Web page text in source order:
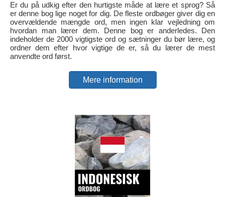
Er du på udkig efter den hurtigste måde at lære et sprog? Så
er denne bog lige noget for dig. De fleste ordbøger giver dig en
overvældende mængde ord, men ingen klar vejledning om
hvordan man lærer dem. Denne bog er anderledes. Den
indeholder de 2000 vigtigste ord og sætninger du bør lære, og
ordner dem efter hvor vigtige de er, så du lærer de mest
anvendte ord først.
Mere information